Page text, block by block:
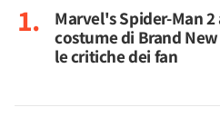
Marvel's Spider-Man
costume di Brand
le critiche dei fan